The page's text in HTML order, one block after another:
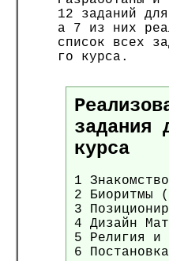
12 заданий
а 7 из них
список всех
го курса.
задания
курса
1
2 Биоритмы
3
4 Дизайн
5 Религия и
6